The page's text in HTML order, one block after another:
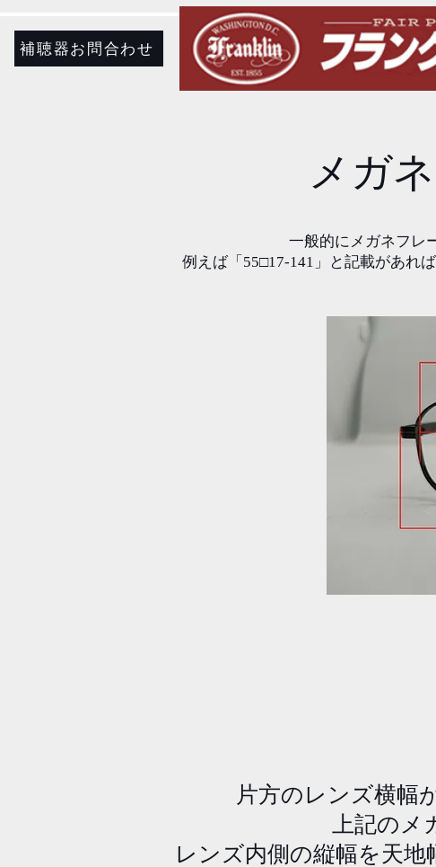
補聴器お問合わせ
メガ
一般的にメガネフレ
例えば「55□17-141」と記載があれ
片方のレンズ横幅
上記の
レンズ内側の縦幅を天地